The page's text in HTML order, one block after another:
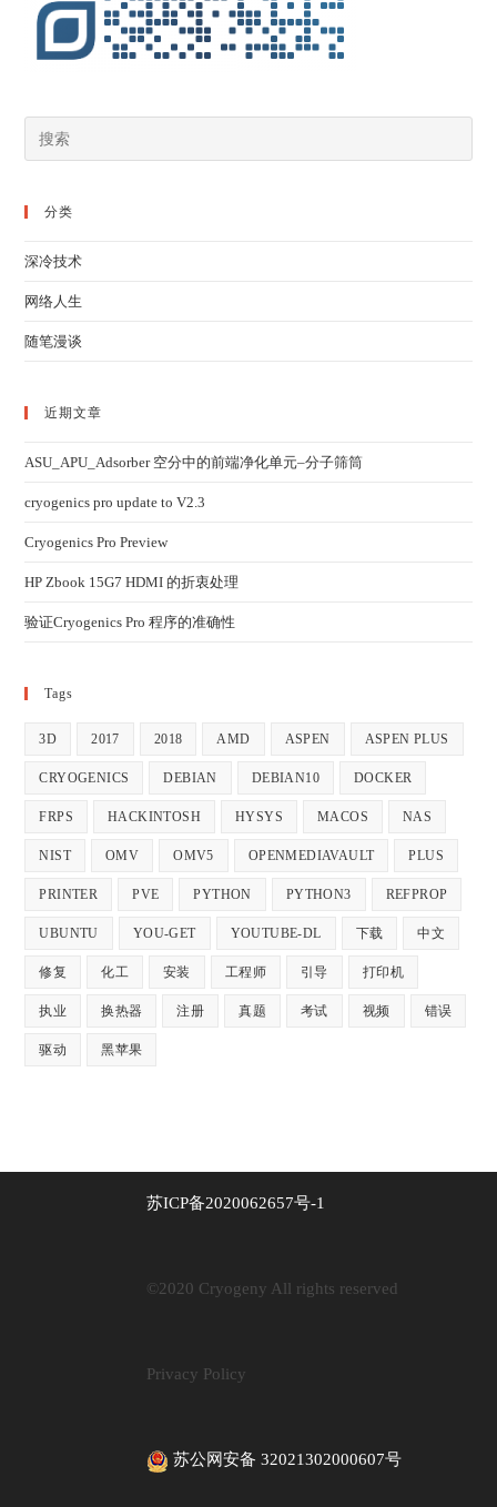
分类
深冷技术
网络人生
随笔漫谈
近期文章
ASU_APU_Adsorber 空分中的前端净化单元–分子筛筒
cryogenics pro update to V2.3
Cryogenics Pro Preview
HP Zbook 15G7 HDMI 的折衷处理
验证Cryogenics Pro 程序的准确性
Tags
3D 2017 2018 AMD ASPEN ASPEN PLUS
CRYOGENICS DEBIAN DEBIAN10 DOCKER
FRPS HACKINTOSH HYSYS MACOS NAS
NIST OMV OMV5 OPENMEDIAVAULT PLUS
PRINTER PVE PYTHON PYTHON3 REFPROP
UBUNTU YOU-GET YOUTUBE-DL 下载 中文
修复 化工 安装 工程师 引导 打印机
执业 换热器 注册 真题 考试 视频 错误
驱动 黑苹果
苏ICP备2020062657号-1
©2020 Cryogeny All rights reserved
Privacy Policy
苏公网安备 32021302000607号